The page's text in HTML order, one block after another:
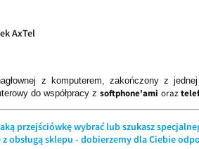
AxTel
z komputerem, zakończony z
do współpracy z softphone'ami oraz
przejściówkę wybrać lub szukasz
obsługą sklepu - dobierzemy dla Ciebie